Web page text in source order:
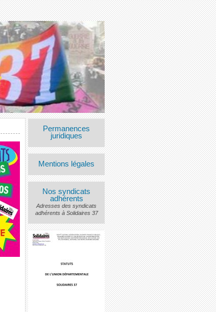
Permanences
juridiques
Mentions légales
Nos syndicats
adhérents
Adresses des syndicats
adhérents à Solidaires 37